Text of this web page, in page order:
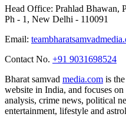
Head Office: Prahlad Bhawan,
Ph - 1, New Delhi - 110091
Email:
Contact No. ‪ +91 9031698524
Bharat samvad media.com is
website in India, and focuses
analysis, crime news, political
entertainment, lifestyle and